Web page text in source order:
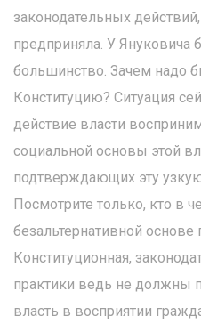
законодательных
предприняла. У Януковича
большинство. Зачем надо
Конституцию? Ситуация
действие власти
социальной основы этой
подтверждающих эту
Посмотрите только, кто в
безальтернативной основе
Конституционная,
практики ведь не должны
власть в восприятии